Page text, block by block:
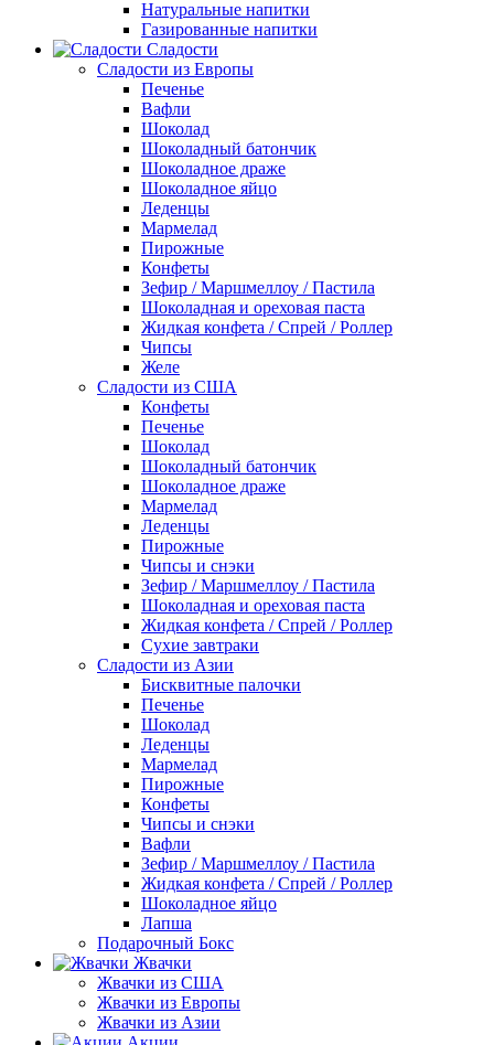
Натуральные напитки
Газированные напитки
Сладости
Сладости из Европы
Печенье
Вафли
Шоколад
Шоколадный батончик
Шоколадное драже
Шоколадное яйцо
Леденцы
Мармелад
Пирожные
Конфеты
Зефир / Маршмеллоу / Пастила
Шоколадная и ореховая паста
Жидкая конфета / Спрей / Роллер
Чипсы
Желе
Сладости из США
Конфеты
Печенье
Шоколад
Шоколадный батончик
Шоколадное драже
Мармелад
Леденцы
Пирожные
Чипсы и снэки
Зефир / Маршмеллоу / Пастила
Шоколадная и ореховая паста
Жидкая конфета / Спрей / Роллер
Сухие завтраки
Сладости из Азии
Бисквитные палочки
Печенье
Шоколад
Леденцы
Мармелад
Пирожные
Конфеты
Чипсы и снэки
Вафли
Зефир / Маршмеллоу / Пастила
Жидкая конфета / Спрей / Роллер
Шоколадное яйцо
Лапша
Подарочный Бокс
Жвачки
Жвачки из США
Жвачки из Европы
Жвачки из Азии